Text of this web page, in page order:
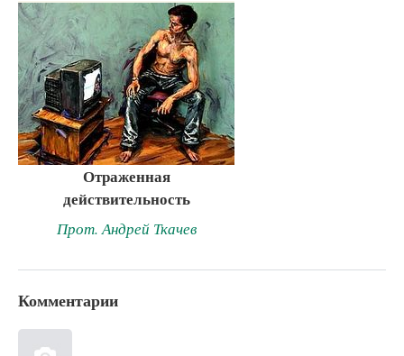
Отраженная
действительность
Прот. Андрей Ткачев
Комментарии